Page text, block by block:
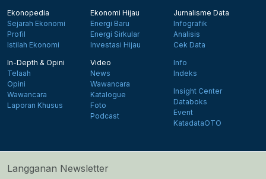
Ekonopedia
Sejarah Ekonomi
Profil
Istilah Ekonomi
Ekonomi Hijau
Energi Baru
Energi Sirkular
Investasi Hijau
Jurnalisme Data
Infografik
Analisis
Cek Data
In-Depth & Opini
Telaah
Opini
Wawancara
Laporan Khusus
Video
News
Wawancara
Katalogue
Foto
Podcast
Info
Indeks
Insight Center
Databoks
Event
KatadataOTO
Langganan Newsletter